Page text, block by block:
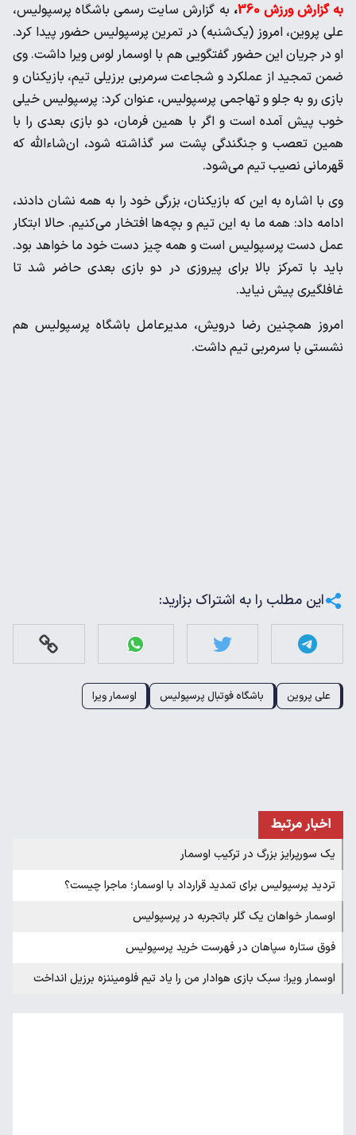
به گزارش ورزش 360 ، به گزارش سایت رسمی باشگاه پرسپولیس،
علی پروین، امروز (یک‌شنبه) در تمرین پرسپولیس حضور پیدا کرد.
او در جریان این حضور گفتگویی هم با اوسمار لوس ویرا داشت. وی
ضمن تمجید از عملکرد و شجاعت سرمربی برزیلی تیم، بازیکنان و
بازی رو به جلو و تهاجمی پرسپولیس، عنوان کرد: پرسپولیس خیلی
خوب پیش آمده است و اگر با همین فرمان، دو بازی بعدی را با
همین تعصب و جنگندگی پشت سر گذاشته شود، ان‌شاءالله که
قهرمانی نصیب تیم می‌شود.
وی با اشاره به این که بازیکنان، بزرگی خود را به همه نشان دادند،
ادامه داد: همه ما به این تیم و بچه‌ها افتخار می‌کنیم. حالا ابتکار
عمل دست پرسپولیس است و همه چیز دست خود ما خواهد بود.
باید با تمرکز بالا برای پیروزی در دو بازی بعدی حاضر شد تا
غافلگیری پیش نیاید.
امروز همچنین رضا درویش، مدیرعامل باشگاه پرسپولیس هم
نشستی با سرمربی تیم داشت.
این مطلب را به اشتراک بزارید:
علی پروین باشگاه فوتبال پرسپولیس اوسمار ویرا
اخبار مرتبط
یک سورپرایز بزرگ در ترکیب اوسمار
تردید پرسپولیس برای تمدید قرارداد با اوسمار؛ ماجرا چیست؟
اوسمار خواهان یک گلر باتجربه در پرسپولیس
فوق ستاره سپاهان در فهرست خرید پرسپولیس
اوسمار ویرا: سبک بازی هوادار من را یاد تیم فلومیننزه برزیل انداخت